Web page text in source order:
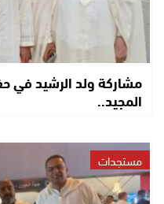
مشاركة ولد الرشيد في
المجيد..
مستجدات